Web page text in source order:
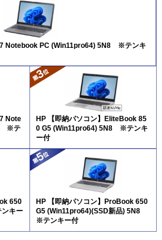
Notebook PC (Win11pro64) 5N8 ※テンキ
Note
※テ
HP 【即納パソコン】EliteBook 85
0 G5 (Win11pro64) 5N8 ※テンキ
ー付
650
キー
HP 【即納パソコン】ProBook 650
G5 (Win11pro64)(SSD新品) 5N8
※テンキー付